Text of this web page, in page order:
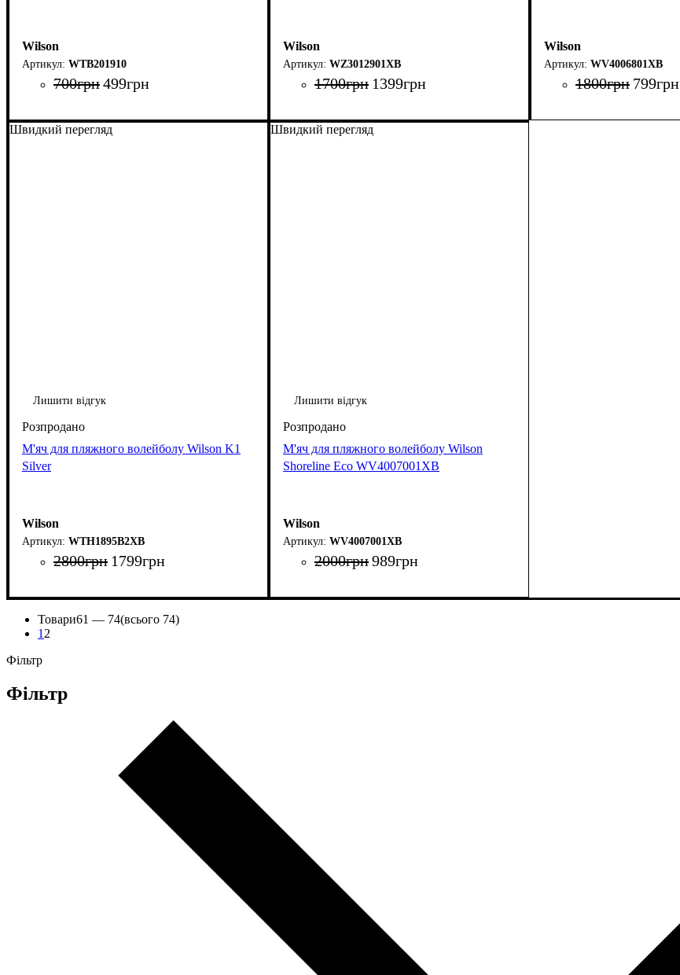
Wilson
WTB201910
700грн499грн
Wilson
WZ3012901XB
1700грн 1399грн
Wilson
WV4006801XB
1800грн 799грн
Швидкий перегляд
Лишити відгук
М'яч для пляжного волейболу Wilson K1
Silver
Wilson
WTH1895B2XB
2800грн 1799грн
Швидкий перегляд
Лишити відгук
М'яч для пляжного волейболу Wilson
Shoreline Eco WV4007001XB
Wilson
WV4007001XB
2000грн989грн
Товари61 — 74(всього 74)
1 2
Фільтр
Фільтр